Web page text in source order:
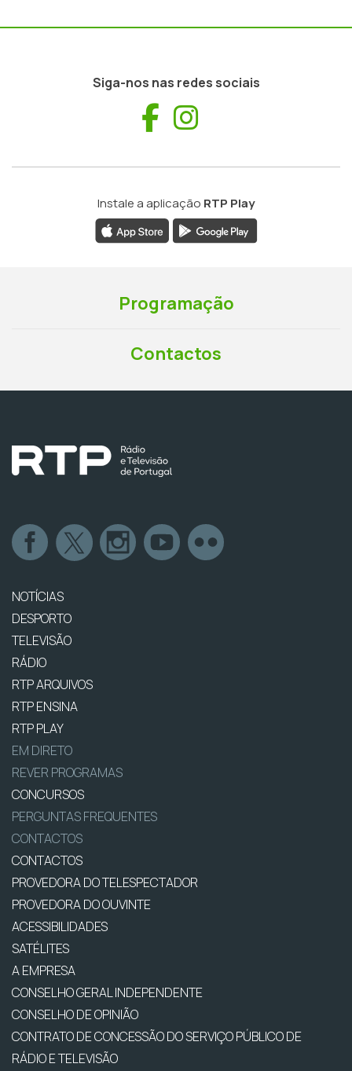
Siga-nos nas redes sociais
Facebook
Instale a aplicação RTP Play
Programação
Contactos
NOTÍCIAS
DESPORTO
TELEVISÃO
RÁDIO
RTP ARQUIVOS
RTP ENSINA
RTP PLAY
EM DIRETO
REVER PROGRAMAS
CONCURSOS
PERGUNTAS FREQUENTES
CONTACTOS
CONTACTOS
PROVEDORA DO TELESPECTADOR
PROVEDORA DO OUVINTE
ACESSIBILIDADES
SATÉLITES
A EMPRESA
CONSELHO GERAL INDEPENDENTE
CONSELHO DE OPINIÃO
CONTRATO DE CONCESSÃO DO SERVIÇO PÚBLICO DE
RÁDIO E TELEVISÃO